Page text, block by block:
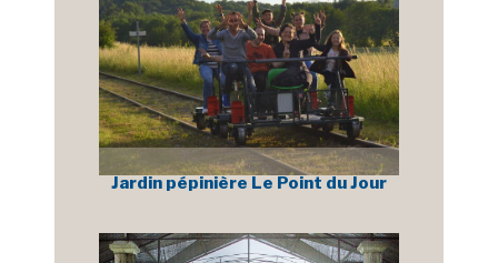
Jardin pépinière Le Point du Jour